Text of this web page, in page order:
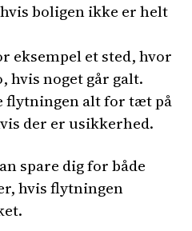
boligen ikke er helt
eksempel et sted, hvor
hvis noget går galt.
flytningen alt for tæt på
der er usikkerhed.
spare dig for både
hvis flytningen